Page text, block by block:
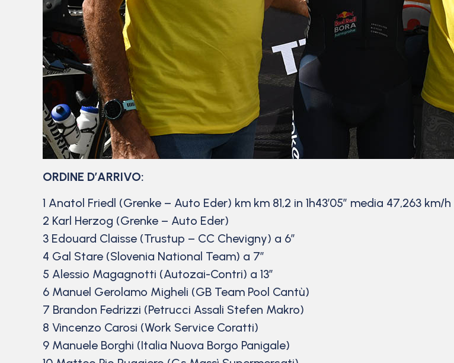
ORDINE D’ARRIVO:
1 Anatol Friedl (Grenke – Auto Eder) km km 81,2 in 1h43’05” media 47,263 km/h
2 Karl Herzog (Grenke – Auto Eder)
3 Edouard Claisse (Trustup – CC Chevigny) a 6”
4 Gal Stare (Slovenia National Team) a 7”
5 Alessio Magagnotti (Autozai-Contri) a 13”
6 Manuel Gerolamo Migheli (GB Team Pool Cantù)
7 Brandon Fedrizzi (Petrucci Assali Stefen Makro)
8 Vincenzo Carosi (Work Service Coratti)
9 Manuele Borghi (Italia Nuova Borgo Panigale)